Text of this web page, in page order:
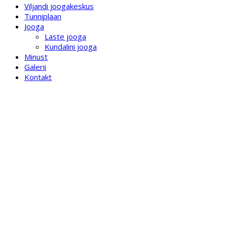
Viljandi joogakeskus
Tunniplaan
Jooga
Laste jooga
Kundalini jooga
Minust
Galerii
Kontakt